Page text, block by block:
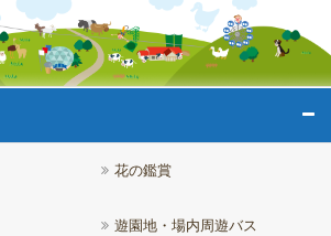
花の鑑賞
遊園地・場内周遊バス